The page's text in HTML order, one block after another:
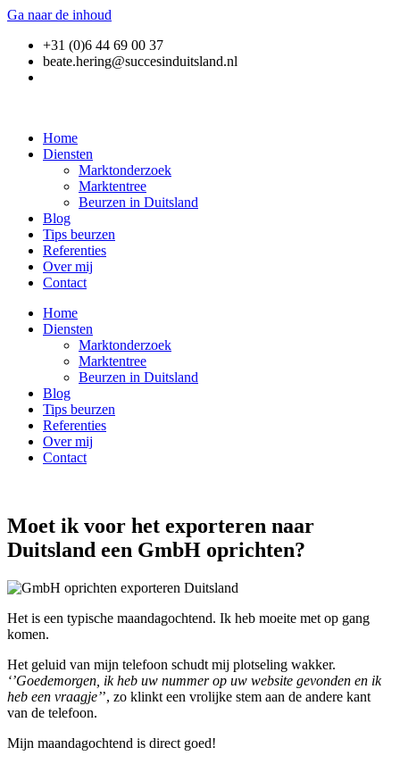
Ga naar de inhoud
+31 (0)6 44 69 00 37
beate.hering@succesinduitsland.nl
Home
Diensten
Marktonderzoek
Marktentree
Beurzen in Duitsland
Blog
Tips beurzen
Referenties
Over mij
Contact
Home
Diensten
Marktonderzoek
Marktentree
Beurzen in Duitsland
Blog
Tips beurzen
Referenties
Over mij
Contact
Moet ik voor het exporteren naar
Duitsland een GmbH oprichten?
Het is een typische maandagochtend. Ik heb moeite met op gang
komen.
Het geluid van mijn telefoon schudt mij plotseling wakker.
‘’Goedemorgen, ik heb uw nummer op uw website gevonden en ik
heb een vraagje’’, zo klinkt een vrolijke stem aan de andere kant
van de telefoon.
Mijn maandagochtend is direct goed!